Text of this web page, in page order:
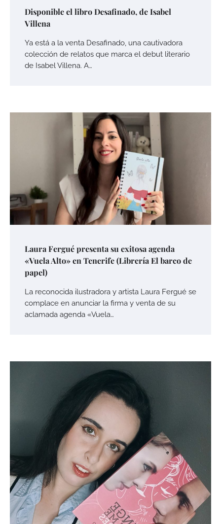
Disponible el libro Desafinado, de Isabel
Villena
Ya está a la venta Desafinado, una cautivadora
colección de relatos que marca el debut literario
de Isabel Villena. A…
Laura Fergué presenta su exitosa agenda
«Vuela Alto» en Tenerife (Librería El barco de
papel)
La reconocida ilustradora y artista Laura Fergué se
complace en anunciar la firma y venta de su
aclamada agenda «Vuela…